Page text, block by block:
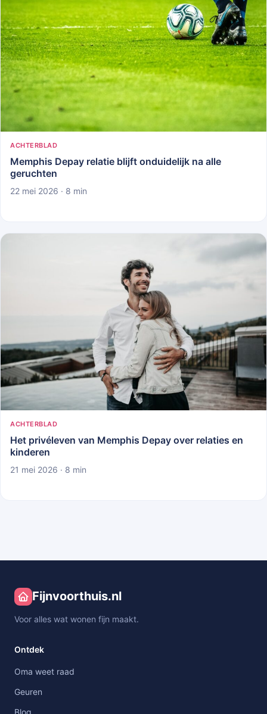
ACHTERBLAD
Memphis Depay relatie blijft onduidelijk na alle
geruchten
22 mei 2026 · 8 min
ACHTERBLAD
Het privéleven van Memphis Depay over relaties en
kinderen
21 mei 2026 · 8 min
Fijnvoorthuis.nl
Voor alles wat wonen fijn maakt.
Ontdek
Oma weet raad
Geuren
Blog